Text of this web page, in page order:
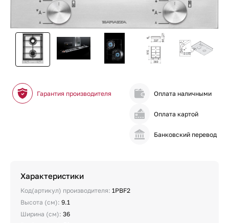
Гарантия производителя Оплата наличными
Оплата картой
Банковский перевод
Характеристики
Код(артикул) производителя: 1PBF2
Высота (см): 9.1
Ширина (см): 36